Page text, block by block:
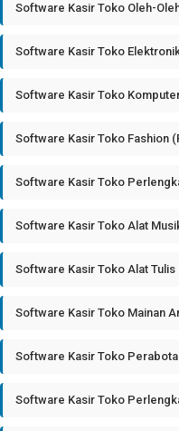
Software Kasir Toko Oleh-
Software Kasir Toko
Software Kasir Toko
Software Kasir Toko Fashion
Software Kasir Toko
Software Kasir Toko Alat
Software Kasir Toko Alat Tulis
Software Kasir Toko Mainan
Software Kasir Toko
Software Kasir Toko